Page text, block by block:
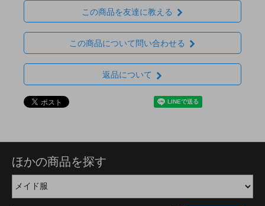
この商品を友達に教える
この商品について問い合わせる
返品について
ほかの商品を探す